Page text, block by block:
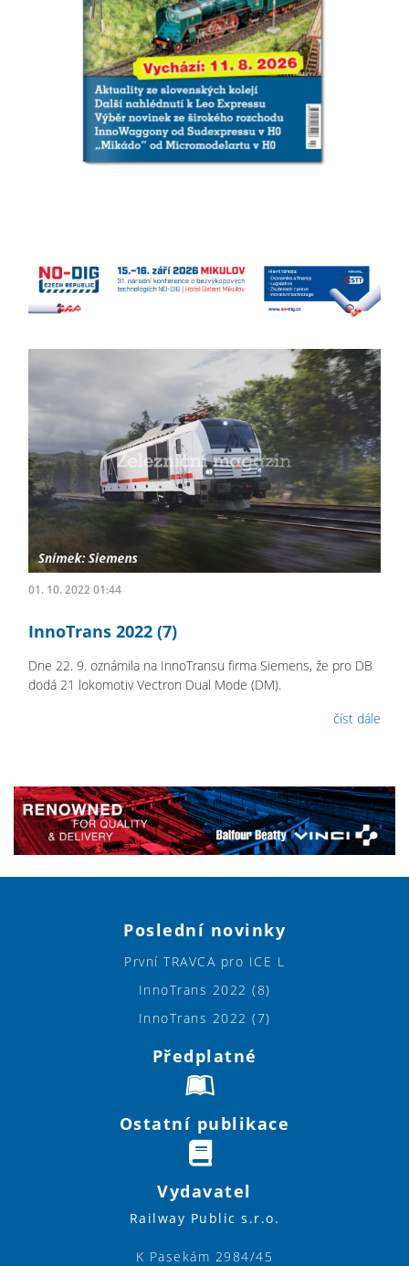
01. 10. 2022 01:44
InnoTrans 2022 (7)
Dne 22. 9. oznámila na InnoTransu firma Siemens, že pro DB
dodá 21 lokomotiv Vectron Dual Mode (DM).
číst dále
Poslední novinky
První TRAVCA pro ICE L
InnoTrans 2022 (8)
InnoTrans 2022 (7)
Předplatné
Ostatní publikace
Vydavatel
Railway Public s.r.o.
K Pasekám 2984/45